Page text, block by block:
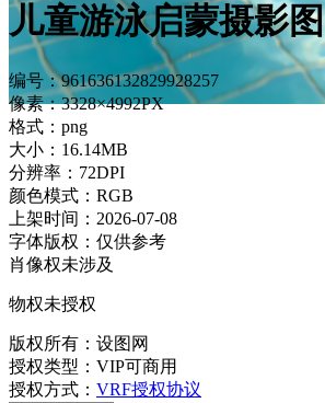
儿童游泳启蒙摄影图
编号：961636132829928257
像素：3328×4992PX
格式：png
大小：16.14MB
分辨率：72DPI
颜色模式：RGB
上架时间：2026-07-08
字体版权：仅供参考
肖像权未涉及
物权未授权
版权所有：设图网
授权类型：VIP可商用
授权方式： VRF授权协议